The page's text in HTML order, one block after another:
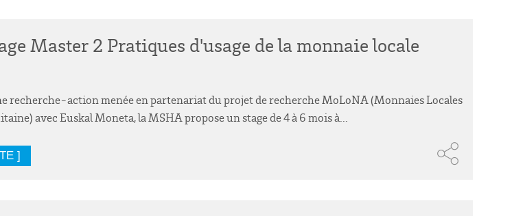
Master 2 Pratiques d'usage de la monnaie locale
recherche-action menée en partenariat du projet de recherche MoLoNA (Monnaies Locales
avec Euskal Moneta, la MSHA propose un stage de 4 à 6 mois à...
]